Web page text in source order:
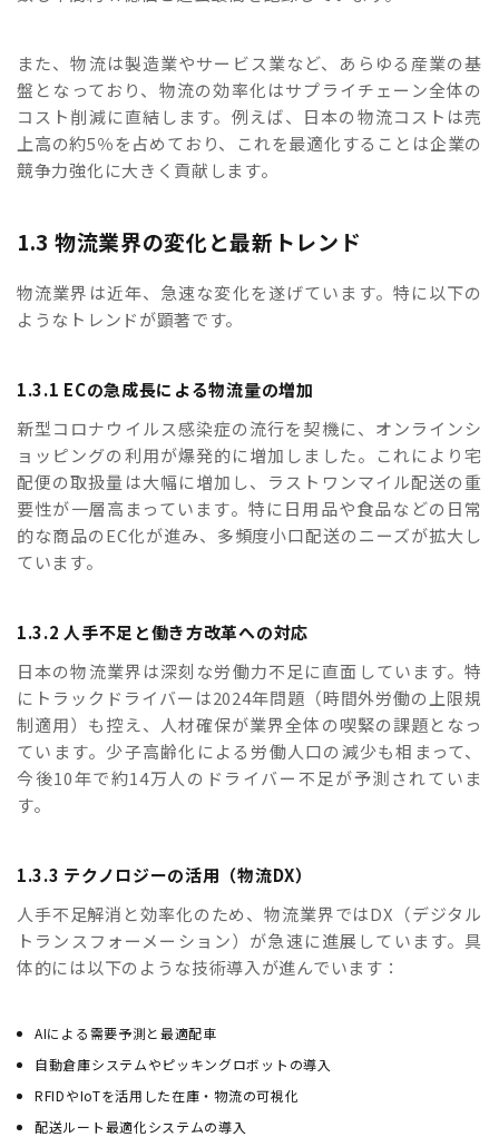
また、物流は製造業やサービス業など、あらゆる産業の基
盤となっており、物流の効率化はサプライチェーン全体の
コスト削減に直結します。例えば、日本の物流コストは売
上高の約5％を占めており、これを最適化することは企業の
競争力強化に大きく貢献します。
1.3 物流業界の変化と最新トレンド
物流業界は近年、急速な変化を遂げています。特に以下の
ようなトレンドが顕著です。
1.3.1 ECの急成長による物流量の増加
新型コロナウイルス感染症の流行を契機に、オンラインシ
ョッピングの利用が爆発的に増加しました。これにより宅
配便の取扱量は大幅に増加し、ラストワンマイル配送の重
要性が一層高まっています。特に日用品や食品などの日常
的な商品のEC化が進み、多頻度小口配送のニーズが拡大し
ています。
1.3.2 人手不足と働き方改革への対応
日本の物流業界は深刻な労働力不足に直面しています。特
にトラックドライバーは2024年問題（時間外労働の上限規
制適用）も控え、人材確保が業界全体の喫緊の課題となっ
ています。少子高齢化による労働人口の減少も相まって、
今後10年で約14万人のドライバー不足が予測されていま
す。
1.3.3 テクノロジーの活用（物流DX）
人手不足解消と効率化のため、物流業界ではDX（デジタル
トランスフォーメーション）が急速に進展しています。具
体的には以下のような技術導入が進んでいます：
AIによる需要予測と最適配車
自動倉庫システムやピッキングロボットの導入
RFIDやIoTを活用した在庫・物流の可視化
配送ルート最適化システムの導入